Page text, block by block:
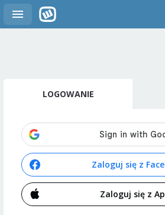
LOGOWANIE
Zaloguj się z
Zaloguj się z